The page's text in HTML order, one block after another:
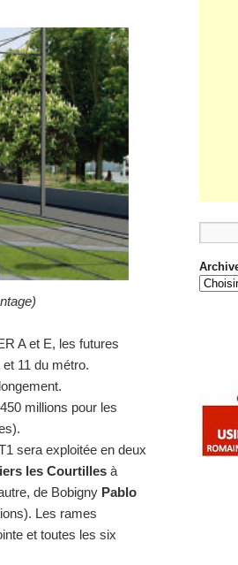
A et E, les futures
11 du métro.
millions pour les
sera exploitée en deux
les Courtilles à
de Bobigny Pablo
Les rames
et toutes les six